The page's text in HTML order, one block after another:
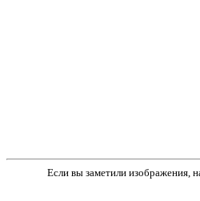
Если вы заметили изображения,